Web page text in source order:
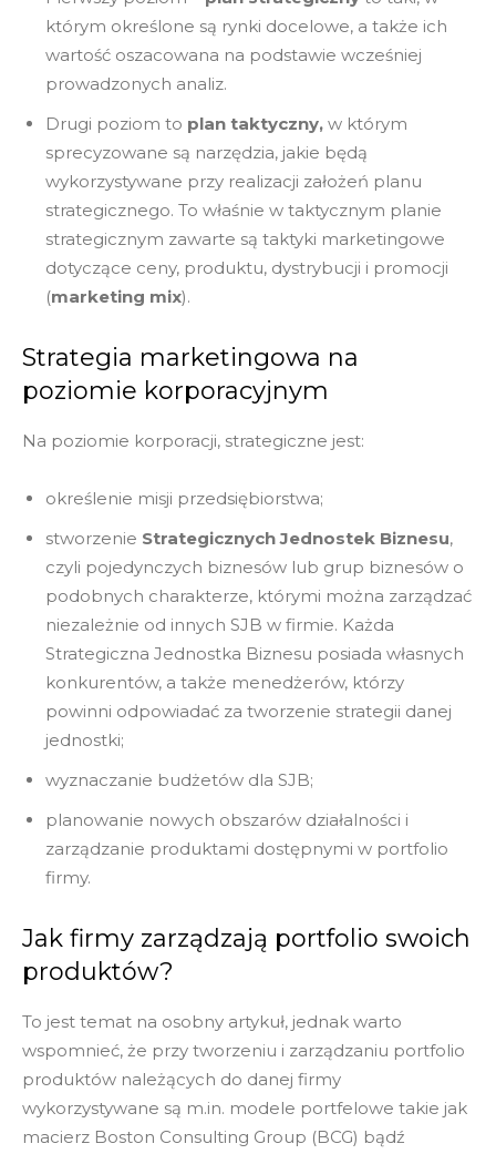
którym określone są rynki docelowe, a także ich
wartość oszacowana na podstawie wcześniej
prowadzonych analiz.
Drugi poziom to plan taktyczny, w którym
sprecyzowane są narzędzia, jakie będą
wykorzystywane przy realizacji założeń planu
strategicznego. To właśnie w taktycznym planie
strategicznym zawarte są taktyki marketingowe
dotyczące ceny, produktu, dystrybucji i promocji
(marketing mix).
Strategia marketingowa na
poziomie korporacyjnym
Na poziomie korporacji, strategiczne jest:
określenie misji przedsiębiorstwa;
stworzenie Strategicznych Jednostek Biznesu,
czyli pojedynczych biznesów lub grup biznesów o
podobnych charakterze, którymi można zarządzać
niezależnie od innych SJB w firmie. Każda
Strategiczna Jednostka Biznesu posiada własnych
konkurentów, a także menedżerów, którzy
powinni odpowiadać za tworzenie strategii danej
jednostki;
wyznaczanie budżetów dla SJB;
planowanie nowych obszarów działalności i
zarządzanie produktami dostępnymi w portfolio
firmy.
Jak firmy zarządzają portfolio swoich
produktów?
To jest temat na osobny artykuł, jednak warto
wspomnieć, że przy tworzeniu i zarządzaniu portfolio
produktów należących do danej firmy
wykorzystywane są m.in. modele portfelowe takie jak
macierz Boston Consulting Group (BCG) bądź